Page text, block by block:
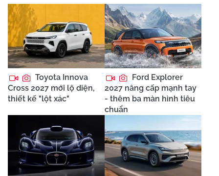
Toyota Innova
Cross 2027 mới lộ diện,
thiết kế "lột xác"
Ford Explorer
2027 nâng cấp mạnh tay
- thêm ba màn hình tiêu
chuẩn